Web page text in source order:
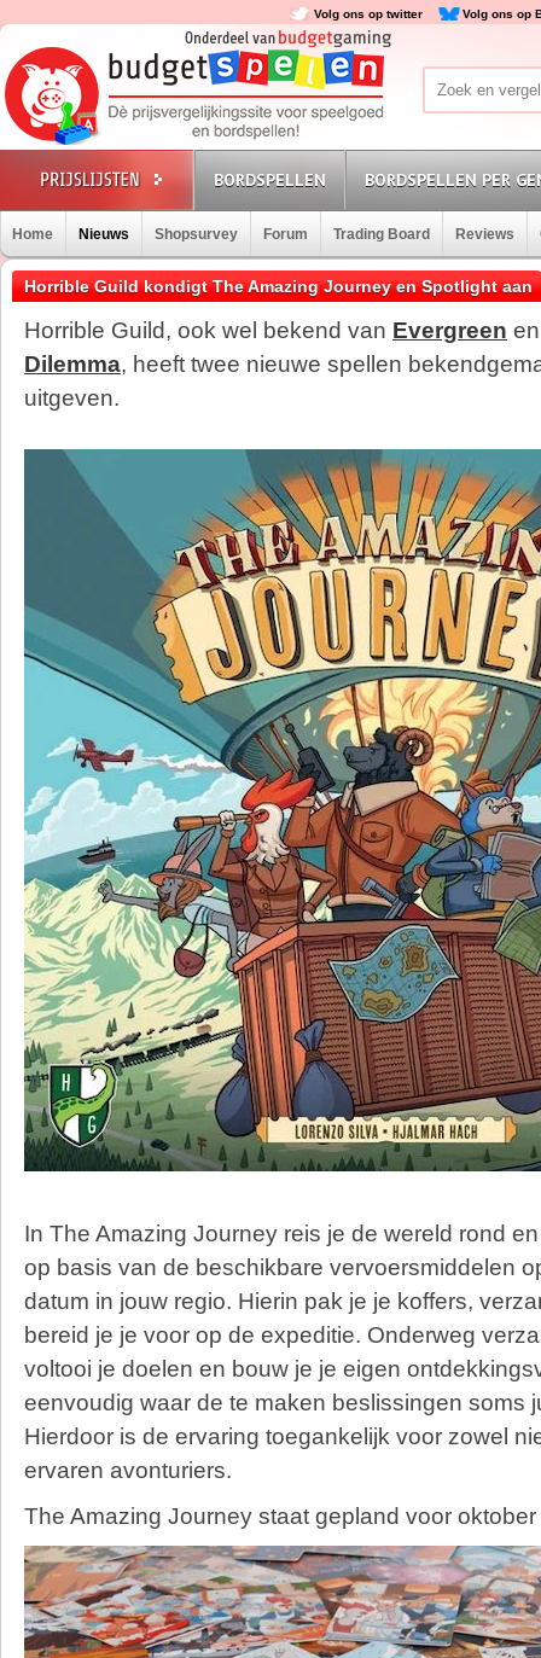
Volg ons op twitter Volg ons op
BORDSPELLEN BORDSPELLEN PER
Home Nieuws Shopsurvey Forum Trading Board Reviews
Horrible Guild kondigt The Amazing Journey en Spotlight aan
Horrible Guild, ook wel bekend van Evergreen
Dilemma, heeft twee nieuwe spellen
uitgeven.
In The Amazing Journey reis je de wereld rond
op basis van de beschikbare vervoersmiddelen
datum in jouw regio. Hierin pak je je koffers,
bereid je je voor op de expeditie. Onderweg
voltooi je doelen en bouw je je eigen
eenvoudig waar de te maken beslissingen soms
Hierdoor is de ervaring toegankelijk voor zowel
ervaren avonturiers.
The Amazing Journey staat gepland voor oktober